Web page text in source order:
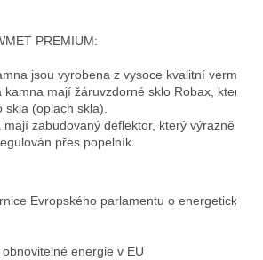
PREMIUM:
jsou vyrobena z vysoce kvalitní
kamna mají žáruvzdorné sklo Robax, které
skla (oplach skla).
zabudovaný deflektor, který výrazně
přes popelník.
Evropského parlamentu o
energie v EU